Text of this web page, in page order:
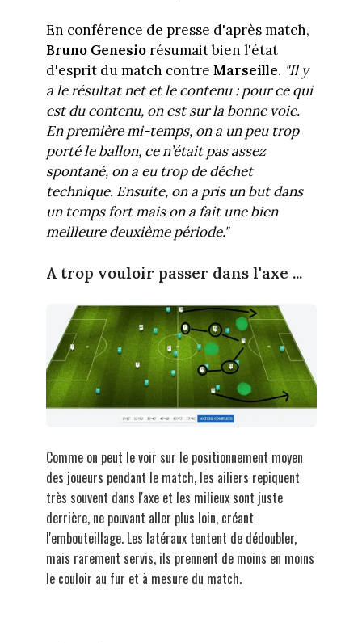
En conférence de presse d'après match,
Bruno Genesiorésumait bien l'état
d'esprit du match contre Marseille. "Ily
a le résultat net et le contenu : pour ce qui
est du contenu, on est sur la bonne voie.
En première mi-temps, on a un peu trop
porté le ballon, ce n’était pas assez
spontané, on a eu trop de déchet
technique. Ensuite, on a pris un but dans
un temps fort mais on a fait une bien
meilleure deuxième période."
A trop vouloir passer dans l'axe ...
Comme on peut le voir sur le positionnement moyen
des joueurs pendant le match, les ailiers repiquent
très souvent dans l'axe et les milieux sont juste
derrière, ne pouvant aller plus loin, créant
l'embouteillage. Les latéraux tentent de dédoubler,
mais rarement servis, ils prennent de moins en moins
le couloir au fur et à mesure du match.